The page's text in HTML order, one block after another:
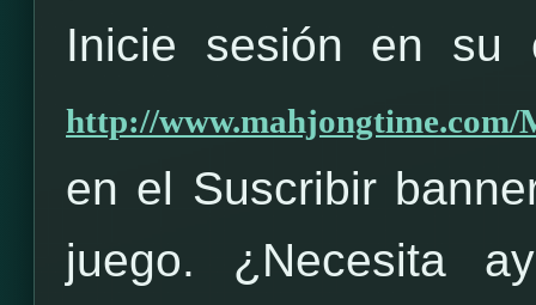
Inicie sesión en su
http://www.mahjongtime.com/
en el Suscribir
juego. ¿Necesita